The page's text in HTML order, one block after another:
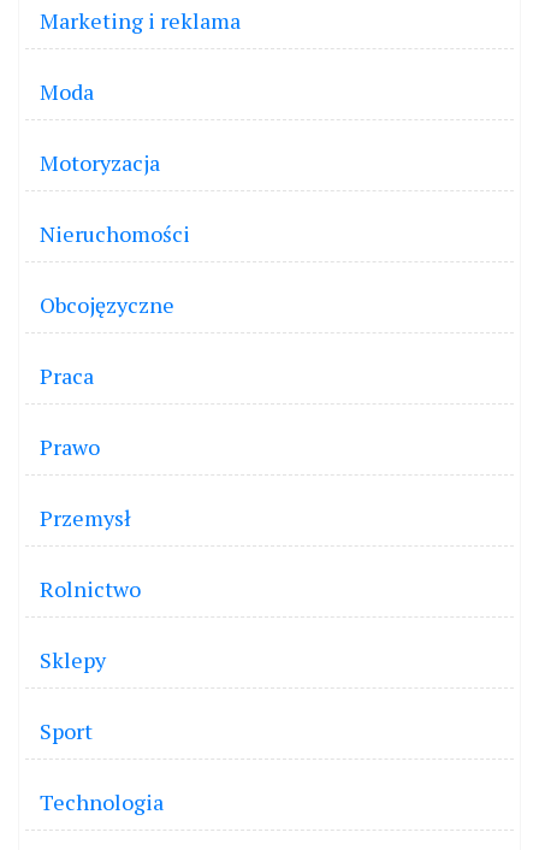
Marketing i reklama
Moda
Motoryzacja
Nieruchomości
Obcojęzyczne
Praca
Prawo
Przemysł
Rolnictwo
Sklepy
Sport
Technologia